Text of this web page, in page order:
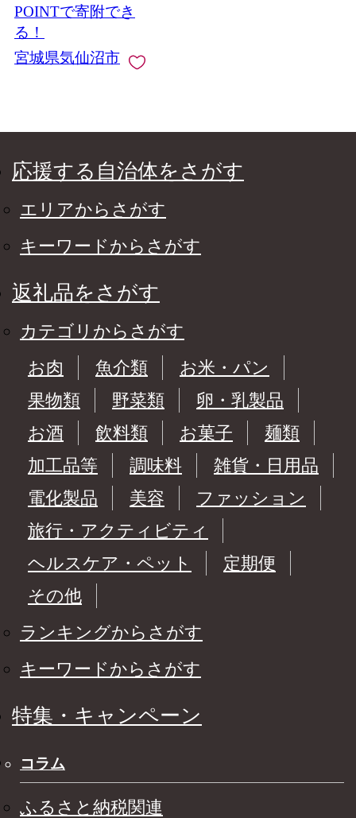
調理 常温 簡易包装 12
ヶ月
POINTで寄附でき
る！
宮城県気仙沼市
応援する自治体をさがす
エリアからさがす
キーワードからさがす
返礼品をさがす
カテゴリからさがす
お肉
魚介類
お米・パン
果物類
野菜類
卵・乳製品
お酒
飲料類 お菓子
麺類
加工品等
調味料
雑貨・日用品
電化製品
美容
ファッション
旅行・アクティビティ
ヘルスケア・ペット
定期便
その他
ランキングからさがす
キーワードからさがす
特集・キャンペーン
コラム
ふるさと納税関連